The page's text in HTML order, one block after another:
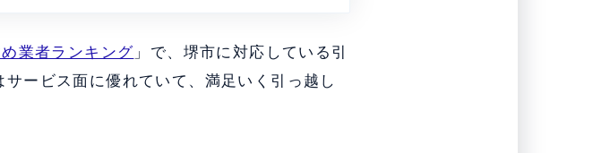
業者ランキング 」で、堺市に対応している引
ービス面に優れていて、満足いく引っ越し